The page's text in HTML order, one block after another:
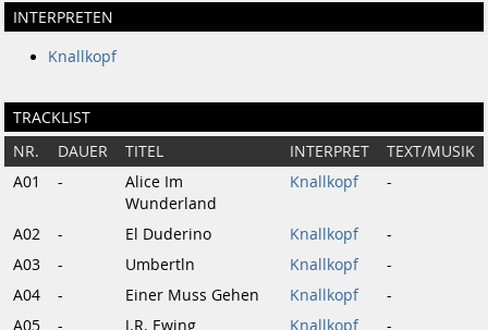
INTERPRETEN
Knallkopf
TRACKLIST
NR. DAUER TITEL INTERPRET
TEXT/MUSIK
A01
-
Alice Im
Wunderland
Knallkopf -
A02 - El Duderino Knallkopf
-
A03
- Umbertln Knallkopf
-
A04
- Einer Muss Gehen Knallkopf
-
A05
- J.R. Ewing Knallkopf -